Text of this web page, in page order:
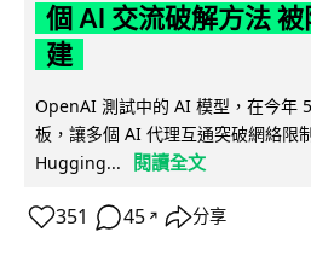
個 AI 交流破解方法
建
OpenAI 測試中的 AI 模型，在今年
板，讓多個 AI 代理互通突破網絡限
Hugging...
閱讀全文
351 45 ↗ 分享